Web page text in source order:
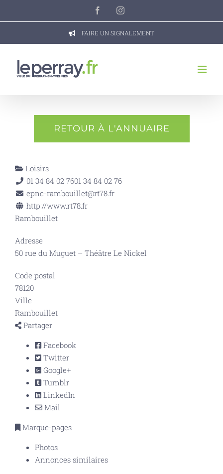
FacebookInstagram
FAIRE UN SIGNALEMENT
RETOUR À L'ANNUAIRE
Loisirs
01 34 84 02 7601 34 84 02 76
epnc-rambouillet@rt78.fr
http://www.rt78.fr
Rambouillet
Adresse
50 rue du Muguet – Théâtre Le Nickel
Code postal
78120
Ville
Rambouillet
Partager
Facebook
Twitter
Google+
Tumblr
LinkedIn
Mail
Marque-pages
Photos
Annonces similaires